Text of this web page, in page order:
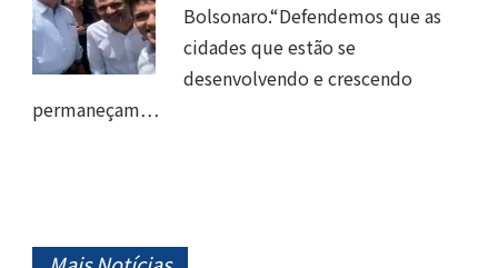
Bolsonaro.“Defendemos que as
cidades que estão se
desenvolvendo e crescendo
permaneçam…